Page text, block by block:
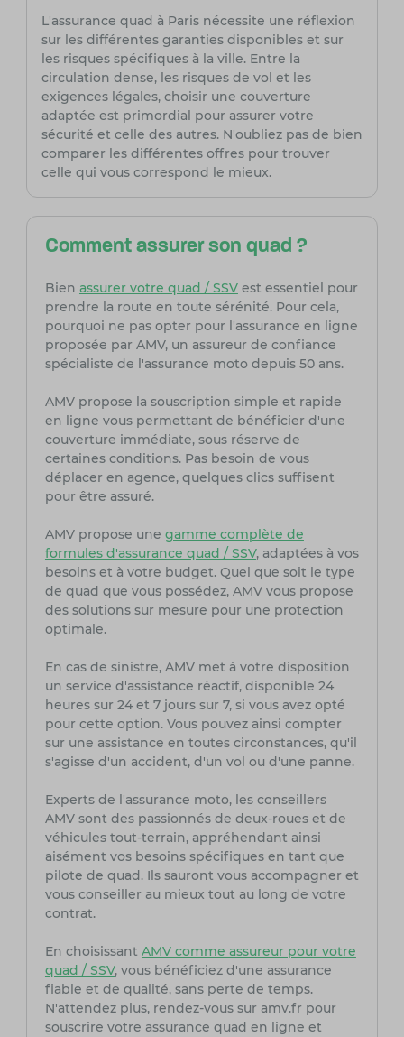
L'assurance quad à Paris nécessite une réflexion
sur les différentes garanties disponibles et sur
les risques spécifiques à la ville. Entre la
circulation dense, les risques de vol et les
exigences légales, choisir une couverture
adaptée est primordial pour assurer votre
sécurité et celle des autres. N'oubliez pas de bien
comparer les différentes offres pour trouver
celle qui vous correspond le mieux.
Comment assurer son quad ?
Bien assurer votre quad / SSVest essentiel pour
prendre la route en toute sérénité. Pour cela,
pourquoi ne pas opter pour l'assurance en ligne
proposée par AMV, un assureur de confiance
spécialiste de l'assurance moto depuis 50 ans.
AMV propose la souscription simple et rapide
en ligne vous permettant de bénéficier d'une
couverture immédiate, sous réserve de
certaines conditions. Pas besoin de vous
déplacer en agence, quelques clics suffisent
pour être assuré.
AMV propose une gamme complète de
formules d'assurance quad / SSV, adaptées à vos
besoins et à votre budget. Quel que soit le type
de quad que vous possédez, AMV vous propose
des solutions sur mesure pour une protection
optimale.
En cas de sinistre, AMV met à votre disposition
un service d'assistance réactif, disponible 24
heures sur 24 et 7 jours sur 7, si vous avez opté
pour cette option. Vous pouvez ainsi compter
sur une assistance en toutes circonstances, qu'il
s'agisse d'un accident, d'un vol ou d'une panne.
Experts de l'assurance moto, les conseillers
AMV sont des passionnés de deux-roues et de
véhicules tout-terrain, appréhendant ainsi
aisément vos besoins spécifiques en tant que
pilote de quad. Ils sauront vous accompagner et
vous conseiller au mieux tout au long de votre
contrat.
En choisissant AMV comme assureur pour votre
quad / SSV, vous bénéficiez d'une assurance
fiable et de qualité, sans perte de temps.
N'attendez plus, rendez-vous sur amv.fr pour
souscrire votre assurance quad en ligne et